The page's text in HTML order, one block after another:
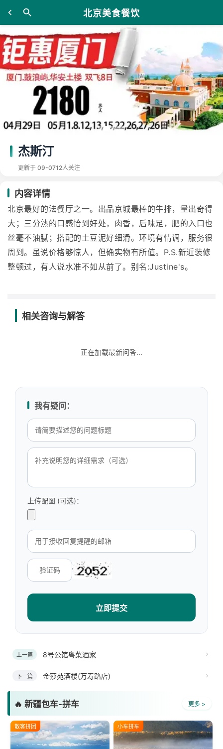
北京美食餐饮
杰斯汀
更新于 09-0712人关注
内容详情
北京最好的法餐厅之一。出品京城最棒的牛排，量出奇得
大；三分熟的口感恰到好处，肉香，后味足，肥的入口也
丝毫不油腻；搭配的土豆泥好细滑。环境有情调，服务很
周到。虽说价格够惊人，但确实物有所值。P.S.新近装修
整顿过，有人说水准不如从前了。别名:Justine's。
相关咨询与解答
正在加载最新问答...
我有疑问：
上传配图 (可选)：
立即提交
上一篇 8号公馆粤菜酒家
下一篇 金莎苑酒楼(万寿路店)
🔥 新疆包车-拼车 更多 >
散客拼团 小车拼车